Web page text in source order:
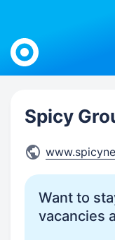
Work.ua
Spicy
Want to
vacancies